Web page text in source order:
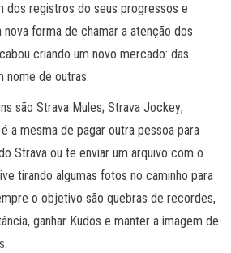
dos registros do seus progressos e
forma de chamar a atenção dos
criando um novo mercado: das
nome de outras.
são Strava Mules; Strava Jockey;
a mesma de pagar outra pessoa para
Strava ou te enviar um arquivo com o
tirando algumas fotos no caminho para
o objetivo são quebras de recordes,
ganhar Kudos e manter a imagem de